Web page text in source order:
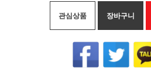
관심상품 장바구니